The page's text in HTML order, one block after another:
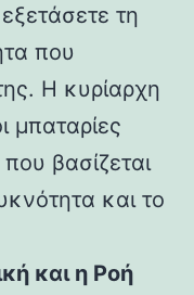
τη
που
Η κυρίαρχη
μπαταρίες
βασίζεται
και το
και η Ροή